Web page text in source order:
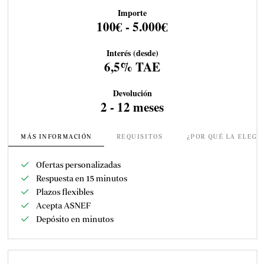
Importe
100€ - 5.000€
Interés (desde)
6,5% TAE
Devolución
2 - 12 meses
MÁS INFORMACIÓN REQUISITOS ¿POR QUÉ LA
Ofertas personalizadas
Respuesta en 15 minutos
Plazos flexibles
Acepta ASNEF
Depósito en minutos